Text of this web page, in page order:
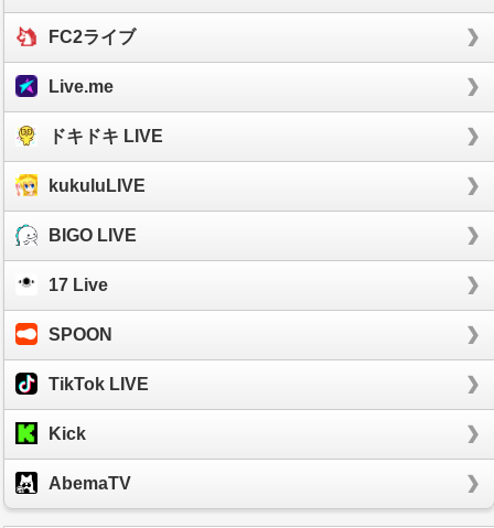
FC2ライブ
Live.me
ドキドキ LIVE
kukuluLIVE
BIGO LIVE
17 Live
SPOON
TikTok LIVE
Kick
AbemaTV